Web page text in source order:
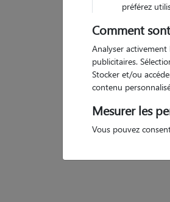
préférez
Comment
Analyser
publicitaires.
Stocker et/ou
contenu
Mesurer les
Vous pouvez